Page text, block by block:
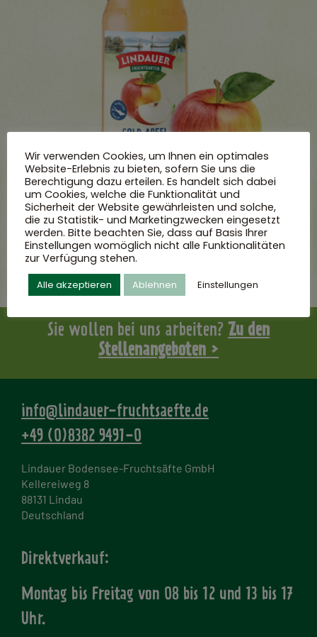
Goldapfel naturtrüb
Sie wollen bei uns arbeiten? Zu den
Stellenangeboten >
info@lindauer-fruchtsaefte.de
+49 (0)8382 9491-0
Lindauer Bodensee-Fruchtsäfte GmbH
Kellereiweg 8
88131 Lindau
Deutschland
Direktverkauf:
Montag bis Freitag von 08 bis 12 und 13 bis 17
Uhr.
Wir verwenden Cookies, um Ihnen ein optimales
Website-Erlebnis zu bieten, sofern Sie uns die
Berechtigung dazu erteilen. Es handelt sich dabei
um Cookies, welche die Funktionalität und
Sicherheit der Website gewährleisten und solche,
die zu Statistik- und Marketingzwecken eingesetzt
werden. Bitte beachten Sie, dass auf Basis Ihrer
Einstellungen womöglich nicht alle Funktionalitäten
zur Verfügung stehen.
Alle akzeptieren Ablehnen Einstellungen